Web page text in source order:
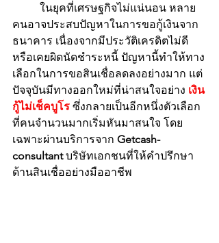
คนอาจประสบปัญหาในการขอกู้เงินจาก
ธนาคาร เนื่องจากมีประวัติเครดิตไม่ดี
หรือเคยผิดนัดชำระหนี้ ปัญหานี้ทำให้ทาง
เลือกในการขอสินเชื่อลดลงอย่างมาก แต่
ปัจจุบันมีทางออกใหม่ที่น่าสนใจอย่าง เงิน
กู้ไม่เช็คบูโร ซึ่งกลายเป็นอีกหนึ่งตัวเลือก
ที่คนจำนวนมากเริ่มหันมาสนใจ โดย
เฉพาะผ่านบริการจาก Getcash-
consultant บริษัทเอกชนที่ให้คำปรึกษา
ด้านสินเชื่ออย่างมืออาชีพ